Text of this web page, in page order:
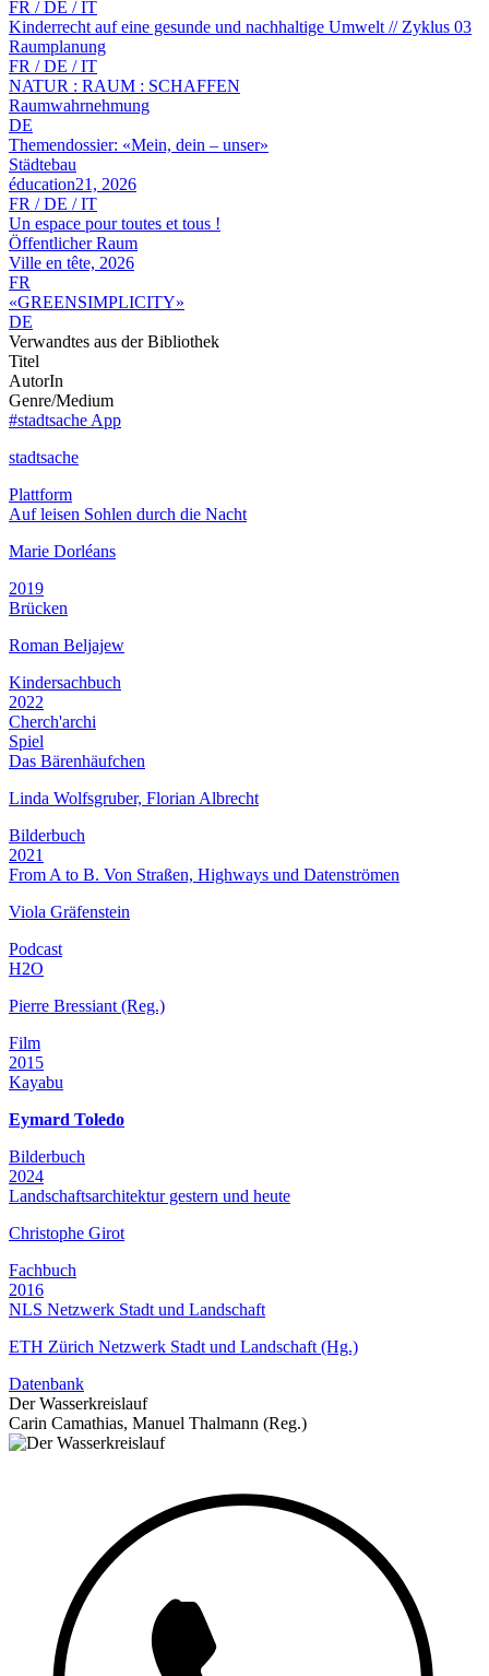
FR / DE / IT
Kinderrecht auf eine gesunde und nachhaltige Umwelt // Zyklus 03
Raumplanung
FR / DE / IT
NATUR : RAUM : SCHAFFEN
Raumwahrnehmung
DE
Themendossier: «Mein, dein – unser»
Städtebau
éducation21, 2026
FR / DE / IT
Un espace pour toutes et tous !
Öffentlicher Raum
Ville en tête, 2026
FR
«GREENSIMPLICITY»
DE
Verwandtes aus der Bibliothek
Titel
AutorIn
Genre/Medium
#stadtsache App
stadtsache
Plattform
Auf leisen Sohlen durch die Nacht
Marie Dorléans
2019
Brücken
Roman Beljajew
Kindersachbuch
2022
Cherch'archi
Spiel
Das Bärenhäufchen
Linda Wolfsgruber, Florian Albrecht
Bilderbuch
2021
From A to B. Von Straßen, Highways und Datenströmen
Viola Gräfenstein
Podcast
H2O
Pierre Bressiant (Reg.)
Film
2015
Kayabu
Eymard Toledo
Bilderbuch
2024
Landschaftsarchitektur gestern und heute
Christophe Girot
Fachbuch
2016
NLS Netzwerk Stadt und Landschaft
ETH Zürich Netzwerk Stadt und Landschaft (Hg.)
Datenbank
Der Wasserkreislauf
Carin Camathias, Manuel Thalmann (Reg.)